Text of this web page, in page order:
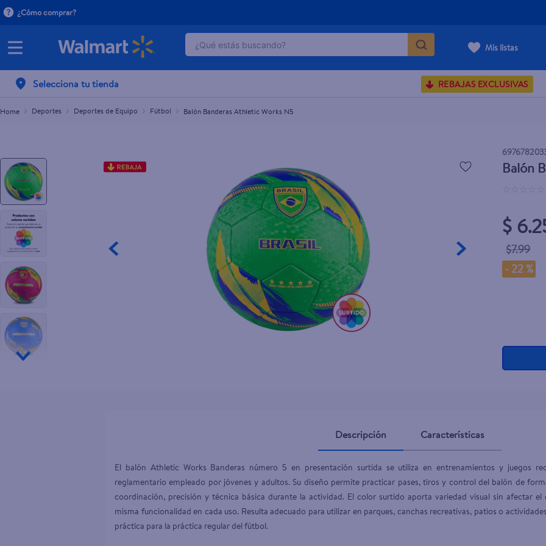
¿Cómo comprar?
¿Qué estás buscando?
Mis listas
Selecciona tu tienda REBAJAS EXCLUSIVAS
Deportes Deportes de Equipo Fútbol Balón Banderas Athletic Works N5
Balón
$
$7.99
- 22 %
Balón Banderas Athletic Works N5
$6.25
Descripción Características
El balón Athletic Works Banderas número 5 en presentación surtida se utiliza en entrenamientos y juegos
reglamentario empleado por jóvenes y adultos. Su diseño permite practicar pases, tiros y control del balón de
coordinación, precisión y técnica básica durante la actividad. El color surtido aporta variedad visual sin afectar
misma funcionalidad en cada uso. Resulta adecuado para utilizar en parques, canchas recreativas, patios o
práctica para la práctica regular del fútbol.
TÉRMINOS MÁS BUSCADOS
2.
dove uv
pantene mascarilla
hellmanns
7.
refrigerador
8.
ventilador
9
pampers
10. tv